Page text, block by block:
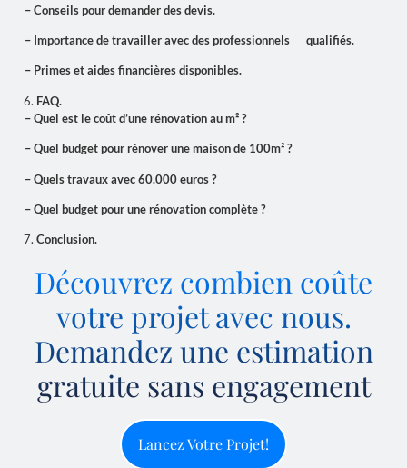
– Conseils pour demander des devis.
– Importance de travailler avec des professionnels qualifiés.
– Primes et aides financières disponibles.
FAQ.
– Quel est le coût d’une rénovation au m² ?
– Quel budget pour rénover une maison de 100m² ?
– Quels travaux avec 60.000 euros ?
– Quel budget pour une rénovation complète ?
Conclusion.
Découvrez combien coûte
votre projet avec nous.
Demandez une estimation
gratuite sans engagement
Lancez Votre Projet!